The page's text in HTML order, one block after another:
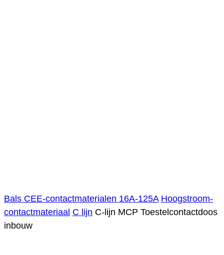
Bals CEE-contactmaterialen 16A-125A Hoogstroom-
contactmateriaal C lijn C-lijn MCP Toestelcontactdoos
inbouw